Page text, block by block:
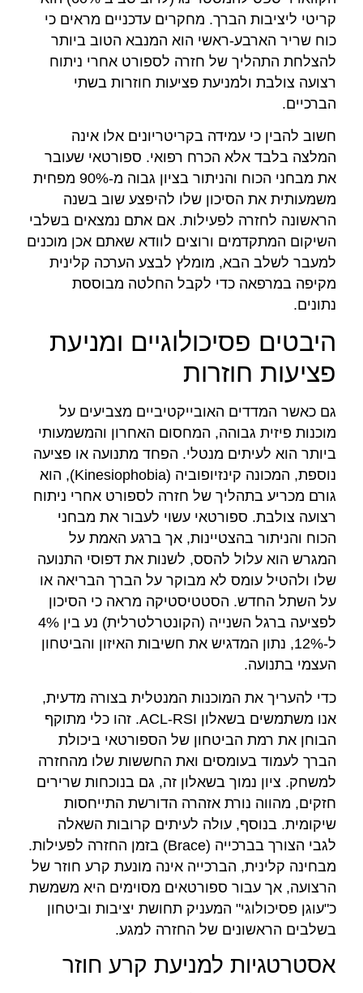
קריטי ליציבות הברך. מחקרים עדכניים מראים כי
כוח שריר הארבע-ראשי הוא המנבא הטוב ביותר
להצלחת התהליך של חזרה לספורט אחרי ניתוח
רצועה צולבת ולמניעת פציעות חוזרות בשתי
הברכיים.
חשוב להבין כי עמידה בקריטריונים אלו אינה
המלצה בלבד אלא הכרח רפואי. ספורטאי שעובר
את מבחני הכוח והניתור בציון גבוה מ-90% מפחית
משמעותית את הסיכון שלו להיפצע שוב בשנה
הראשונה לחזרה לפעילות. אם אתם נמצאים בשלבי
השיקום המתקדמים ורוצים לוודא שאתם אכן מוכנים
למעבר לשלב הבא, מומלץ לבצע הערכה קלינית
מקיפה במרפאה כדי לקבל החלטה מבוססת
נתונים.
היבטים פסיכולוגיים ומניעת
פציעות חוזרות
גם כאשר המדדים האובייקטיביים מצביעים על
מוכנות פיזית גבוהה, המחסום האחרון והמשמעותי
ביותר הוא לעיתים מנטלי. הפחד מתנועה או פציעה
נוספת, המכונה קינזיופוביה (Kinesiophobia), הוא
גורם מכריע בתהליך של חזרה לספורט אחרי ניתוח
רצועה צולבת. ספורטאי עשוי לעבור את מבחני
הכוח והניתור בהצטיינות, אך ברגע האמת על
המגרש הוא עלול להסס, לשנות את דפוסי התנועה
שלו ולהטיל עומס לא מבוקר על הברך הבריאה או
על השתל החדש. הסטטיסטיקה מראה כי הסיכון
לפציעה ברגל השנייה (הקונטרלטרלית) נע בין 4%
ל-12%, נתון המדגיש את חשיבות האיזון והביטחון
העצמי בתנועה.
כדי להעריך את המוכנות המנטלית בצורה מדעית,
אנו משתמשים בשאלון ACL-RSI. זהו כלי מתוקף
הבוחן את רמת הביטחון של הספורטאי ביכולת
הברך לעמוד בעומסים ואת החששות שלו מהחזרה
למשחק. ציון נמוך בשאלון זה, גם בנוכחות שרירים
חזקים, מהווה נורת אזהרה הדורשת התייחסות
שיקומית. בנוסף, עולה לעיתים קרובות השאלה
לגבי הצורך בברכייה (Brace) בזמן החזרה לפעילות.
מבחינה קלינית, הברכייה אינה מונעת קרע חוזר של
הרצועה, אך עבור ספורטאים מסוימים היא משמשת
כ"עוגן פסיכולוגי" המעניק תחושת יציבות וביטחון
בשלבים הראשונים של החזרה למגע.
אסטרטגיות למניעת קרע חוזר